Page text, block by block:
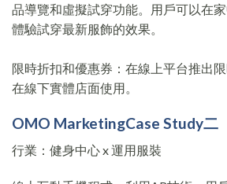
品導覽和虛擬試穿功能。用戶可以在
體驗試穿最新服飾的效果。
限時折扣和優惠券：在線上平台推出
在線下實體店面使用。
OMO MarketingCase Study二
行業：健身中心 x 運用服裝